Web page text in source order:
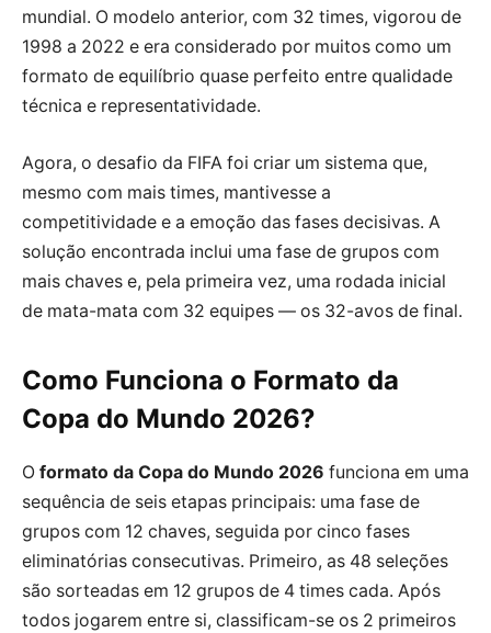
mundial. O modelo anterior, com 32 times, vigorou de
1998 a 2022 e era considerado por muitos como um
formato de equilíbrio quase perfeito entre qualidade
técnica e representatividade.
Agora, o desafio da FIFA foi criar um sistema que,
mesmo com mais times, mantivesse a
competitividade e a emoção das fases decisivas. A
solução encontrada inclui uma fase de grupos com
mais chaves e, pela primeira vez, uma rodada inicial
de mata-mata com 32 equipes — os 32-avos de final.
Como Funciona o Formato da
Copa do Mundo 2026?
O formato da Copa do Mundo 2026 funciona em uma
sequência de seis etapas principais: uma fase de
grupos com 12 chaves, seguida por cinco fases
eliminatórias consecutivas. Primeiro, as 48 seleções
são sorteadas em 12 grupos de 4 times cada. Após
todos jogarem entre si, classificam-se os 2 primeiros